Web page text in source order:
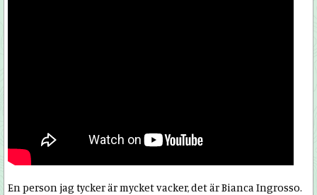
En person jag tycker är mycket vacker, det är Bianca Ingrosso.